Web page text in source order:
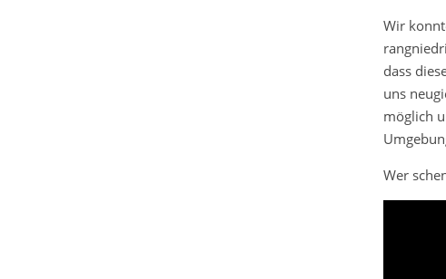
Wir
dass
uns
möglich
Wer